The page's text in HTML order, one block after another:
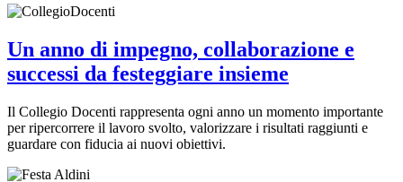
Un anno di impegno, collaborazione e
successi da festeggiare insieme
Il Collegio Docenti rappresenta ogni anno un momento importante
per ripercorrere il lavoro svolto, valorizzare i risultati raggiunti e
guardare con fiducia ai nuovi obiettivi.